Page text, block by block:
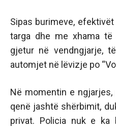
Sipas burimeve,
targa dhe me xhama
gjetur në vendngjarje,
automjet në lëvizje po
Në momentin e
qenë jashtë shërbimit,
privat. Policia nuk e ka